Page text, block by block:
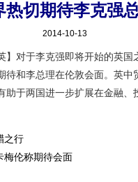
热切期待李克强
2014-10-13
】对于李克强即将开始的英
和李总理在伦敦会面。英中
助于两国进一步扩展在金融、
之行
梅伦称期待会面